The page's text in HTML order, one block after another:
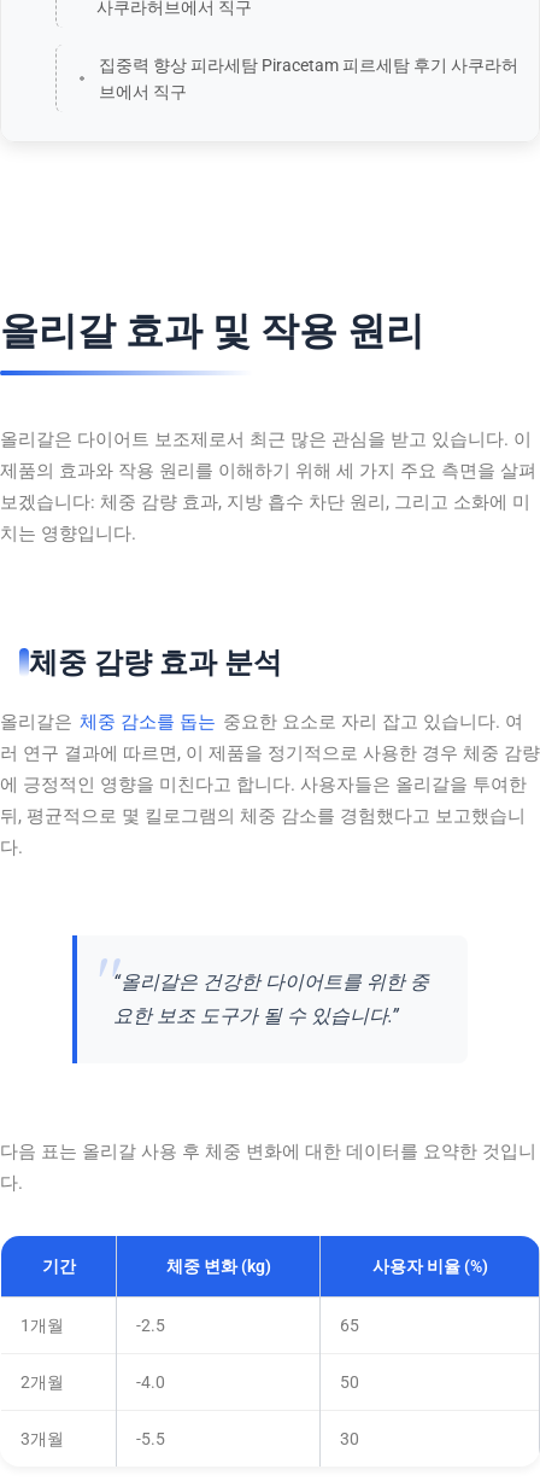
사쿠라허브에서 직구
집중력 향상 피라세탐 Piracetam 피르세탐 후기 사쿠라허
브에서 직구
올리갈 효과 및 작용 원리
올리갈은 다이어트 보조제로서 최근 많은 관심을 받고 있습니다. 이
제품의 효과와 작용 원리를 이해하기 위해 세 가지 주요 측면을 살펴
보겠습니다: 체중 감량 효과, 지방 흡수 차단 원리, 그리고 소화에 미
치는 영향입니다.
체중 감량 효과 분석
올리갈은 체중 감소를 돕는 중요한 요소로 자리 잡고 있습니다. 여
러 연구 결과에 따르면, 이 제품을 정기적으로 사용한 경우 체중 감량
에 긍정적인 영향을 미친다고 합니다. 사용자들은 올리갈을 투여한
뒤, 평균적으로 몇 킬로그램의 체중 감소를 경험했다고 보고했습니
다.
“올리갈은 건강한 다이어트를 위한 중
요한 보조 도구가 될 수 있습니다.”
다음 표는 올리갈 사용 후 체중 변화에 대한 데이터를 요약한 것입니
다.
기간 체중 변화 (kg) 사용자 비율 (%)
1개월 -2.5 65
2개월 -4.0 50
3개월 -5.5 30